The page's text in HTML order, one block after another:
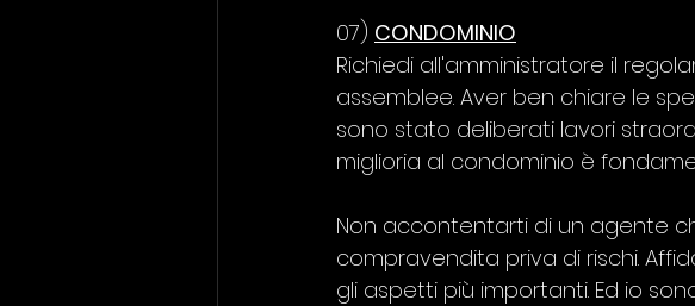
07) CONDOMINIO
Richiedi all'amministratore il
assemblee. Aver ben chiare le
sono stato deliberati lavori
miglioria al condominio è
Non accontentarti di un agente
compravendita priva di rischi.
gli aspetti più importanti. Ed io